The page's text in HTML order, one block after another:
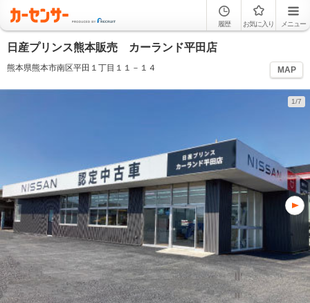
履歴 お気に入り メニュー
日産プリンス熊本販売 カーランド平田店
熊本県熊本市南区平田１丁目１１－１４ MAP
1/7